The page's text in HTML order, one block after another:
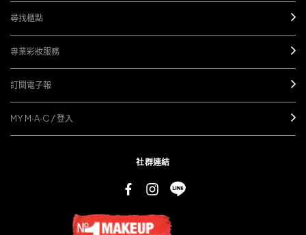
尋找櫃點
專業彩妝服務
訂閱電子報
MY M·A·C / 登入
社群連結